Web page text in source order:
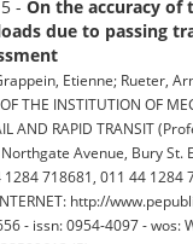
- On the accuracy of
due to passing
Etienne; Rueter,
THE INSTITUTION OF
AND RAPID TRANSIT
Avenue, Bury St.
718681, 011 44 1284
http://
- issn: 0954-4097 - wos: